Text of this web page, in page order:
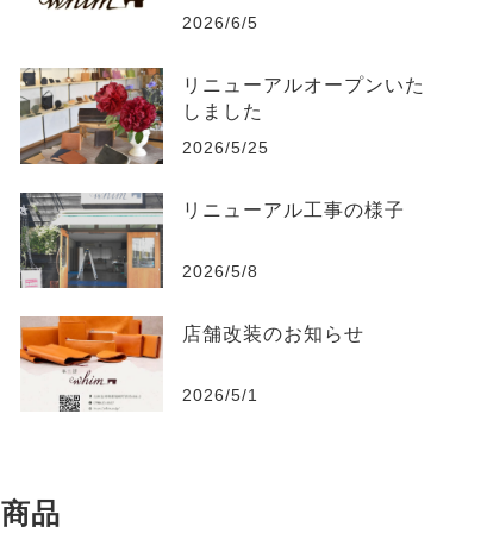
2026/6/5
リニューアルオープンいた
しました
2026/5/25
リニューアル工事の様子
2026/5/8
店舗改装のお知らせ
2026/5/1
商品